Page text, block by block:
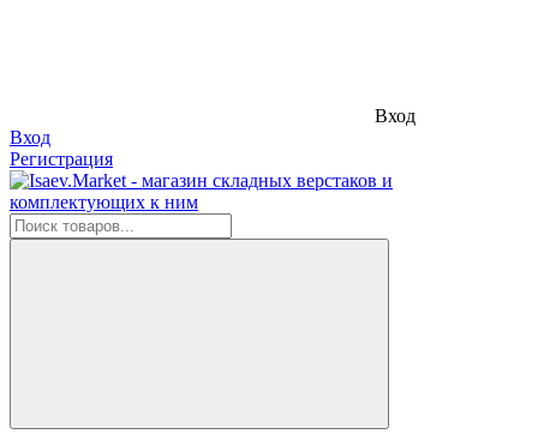
Вход
Вход
Регистрация